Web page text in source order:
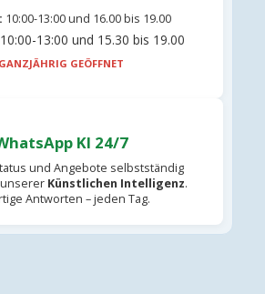
10:00-13:00 und 16.00 bis 19.00
10:00-13:00 und 15.30 bis 19.00
GANZJÄHRIG GEÖFFNET
KI 24/7
und Angebote selbstständig
Künstlichen Intelligenz.
Antworten – jeden Tag.